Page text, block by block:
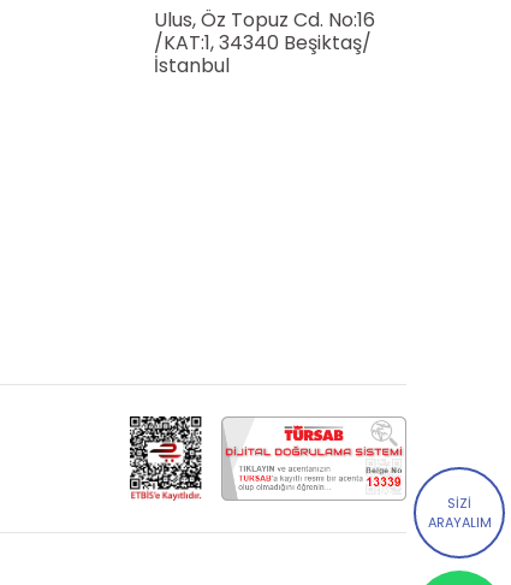
Ulus, Öz Topuz Cd. No:16
/KAT:1, 34340 Beşiktaş/
İstanbul
SİZİ
ARAYALIM